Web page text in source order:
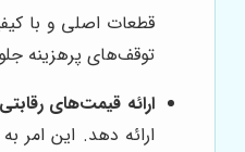
قطعات اصلی و با
توقف‌های پرهزینه
ارائه قیمت‌های
ارائه دهد. این امر